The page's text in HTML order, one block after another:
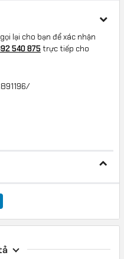
lại cho bạn để xác nhận
540 875trực tiếp cho